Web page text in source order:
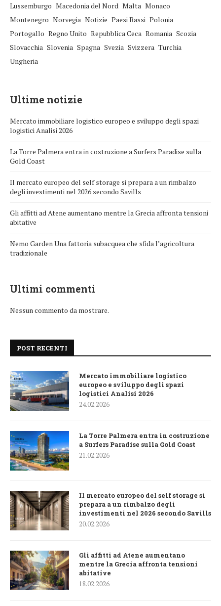
Lussemburgo Macedonia del Nord Malta Monaco
Montenegro Norvegia Notizie Paesi Bassi Polonia
Portogallo Regno Unito Repubblica Ceca Romania Scozia
Slovacchia Slovenia Spagna Svezia Svizzera Turchia
Ungheria
Ultime notizie
Mercato immobiliare logistico europeo e sviluppo degli spazi
logistici Analisi 2026
La Torre Palmera entra in costruzione a Surfers Paradise sulla
Gold Coast
Il mercato europeo del self storage si prepara a un rimbalzo
degli investimenti nel 2026 secondo Savills
Gli affitti ad Atene aumentano mentre la Grecia affronta tensioni
abitative
Nemo Garden Una fattoria subacquea che sfida l’agricoltura
tradizionale
Ultimi commenti
Nessun commento da mostrare.
POST RECENTI
Mercato immobiliare logistico
europeo e sviluppo degli spazi
logistici Analisi 2026
24.02.2026
La Torre Palmera entra in costruzione
a Surfers Paradise sulla Gold Coast
21.02.2026
Il mercato europeo del self storage si
prepara a un rimbalzo degli
investimenti nel 2026 secondo Savills
20.02.2026
Gli affitti ad Atene aumentano
mentre la Grecia affronta tensioni
abitative
18.02.2026